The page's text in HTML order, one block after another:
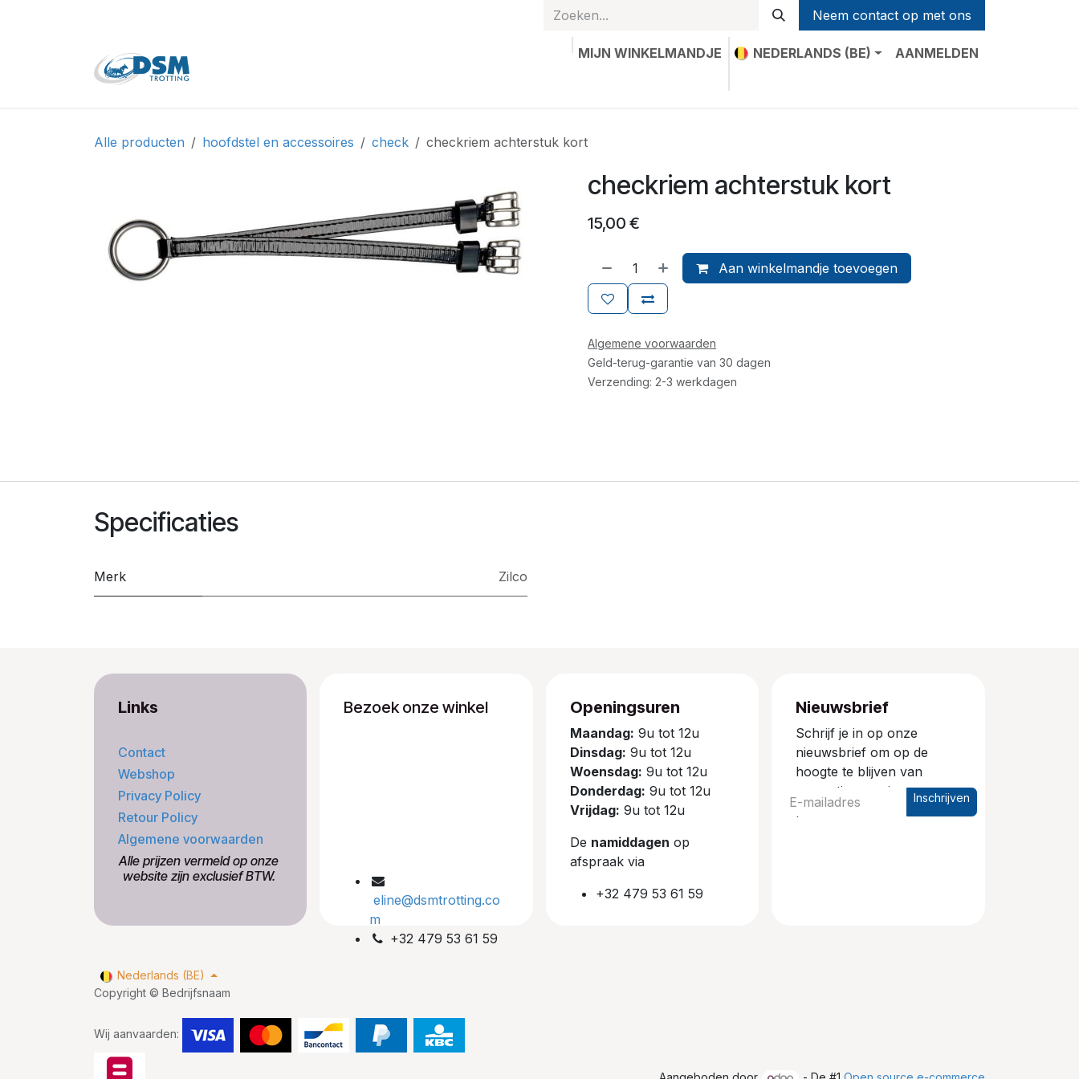
Neem contact op met ons
MIJN WINKELMANDJE NEDERLANDS (BE)
AANMELDEN
Alle producten hoofdstel en accessoires check checkriem achterstuk kort
checkriem achterstuk kort
15,00 €
Aan winkelmandje toevoegen
Algemene voorwaarden
Geld-terug-garantie van 30 dagen
Verzending: 2-3 werkdagen
Specificaties
Merk Zilco
Links
Contact
Webshop
Privacy Policy
Retour Policy
Algemene voorwaarden
​Alle prijzen vermeld op onze
​website zijn exclusief BTW.
Bezoek onze winkel
eline@dsmtrotting.co
m
+32 479 53 61 59
Openingsuren
Maandag: 9u tot 12u
Dinsdag: 9u tot 12u
Woensdag: 9u tot 12u
Donderdag: 9u tot 12u
Vrijdag: 9u tot 12u
De namiddagen op
afspraak via
+32 479 53 61 59
Nieuwsbrief
Schrijf je in op onze
nieuwsbrief om op de
hoogte te blijven van
promoties en nieuwe
producten.
Inschrijven
Copyright © Bedrijfsnaam
Wij aanvaarden:
Nederlands (BE)